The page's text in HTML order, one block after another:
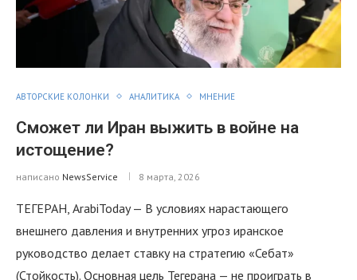
АВТОРСКИЕ КОЛОНКИ АНАЛИТИКА МНЕНИЕ
Сможет ли Иран выжить в войне на
истощение?
написано NewsService 8 марта, 2026
ТЕГЕРАН, ArabiToday — В условиях нарастающего
внешнего давления и внутренних угроз иранское
руководство делает ставку на стратегию «Себат»
(Стойкость). Основная цель Тегерана — не проиграть в